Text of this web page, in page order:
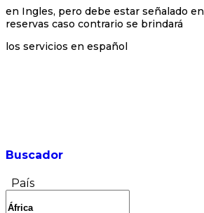
en Ingles, pero debe estar señalado
reservas caso contrario se brindará
los servicios en español
Buscador
País